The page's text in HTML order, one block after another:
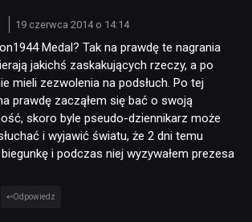
19 czerwca 2014 o 14:14
Medal? Tak na prawdę te nagrania
jakichś zaskakujących rzeczy, a po
mieli zezwolenia na podsłuch. Po tej
prawdę zacząłem się bać o swoją
skoro byle pseudo-dziennikarz może
i wyjawić światu, że 2 dni temu
biegunkę i podczas niej wyzywałem prezesa
Odpowiedz